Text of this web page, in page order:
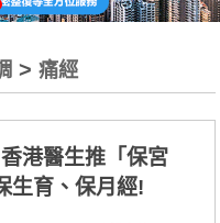
>痛經
港醫生推「保宮
生育、保月經!